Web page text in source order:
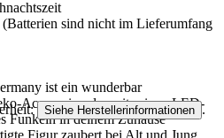
sind nicht im Lieferumfang
ist ein wunderbar
Accessoire, das mit seinen LED-
Funkeln in deinem Zuhause
Figur zaubert bei Alt und Jung
Siehe Herstellerinformationen .